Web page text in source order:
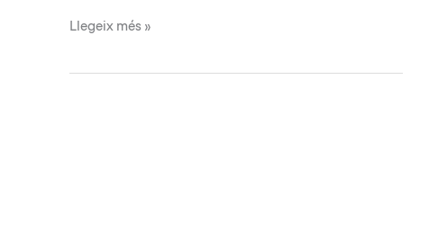
Col·laborem
projecte
Llegeix més »